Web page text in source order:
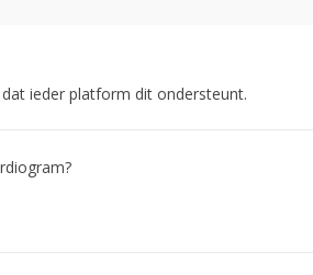
ieder platform dit ondersteunt.